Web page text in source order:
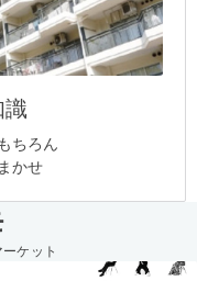
識
ちろん
かせ
ケット